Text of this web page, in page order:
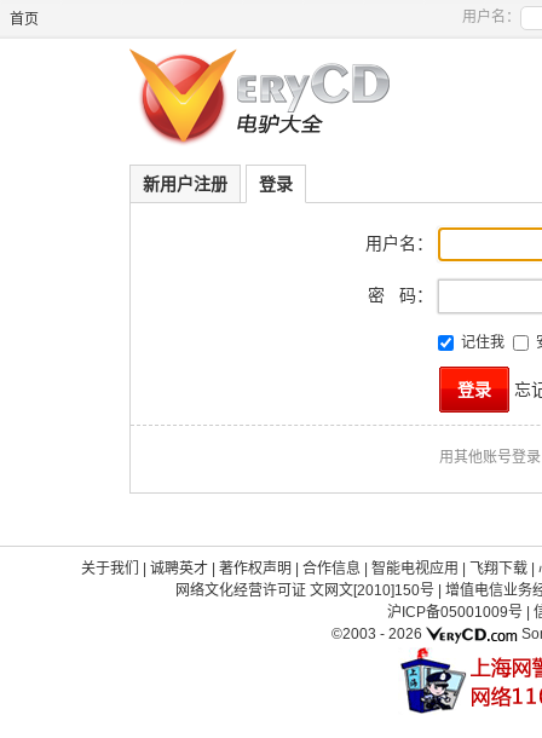
首页 用户名：
新用户注册 登录
用户名：
密 码：
记住我
忘
用其他账号登
关于我们 诚聘英才 著作权声明 合作信息 智能电视应用 飞翔下载
网络文化经营许可证 文网文[2010]150号
增值电信业务
沪ICP备05001009号|
©2003 - 2026